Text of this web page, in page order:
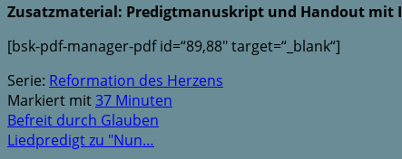
Zusatzmaterial: Predigtmanuskript und Handout mit
[bsk-pdf-manager-pdf id=“89,88″ target=“_blank“]
Serie: Reformation des Herzens
Markiert mit37 Minuten
Befreit durch Glauben
Liedpredigt zu "Nun…